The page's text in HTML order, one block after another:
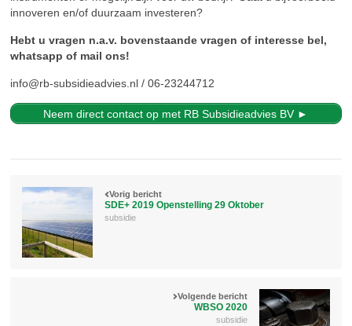
innoveren en/of duurzaam investeren?
Hebt u vragen n.a.v. bovenstaande vragen of interesse bel,
whatsapp of mail ons!
info@rb-subsidieadvies.nl / 06-23244712
Neem direct contact op met RB Subsidieadvies BV ►
Vorig bericht
SDE+ 2019 Openstelling 29 Oktober
subsidie
Volgende bericht
WBSO 2020
subsidie